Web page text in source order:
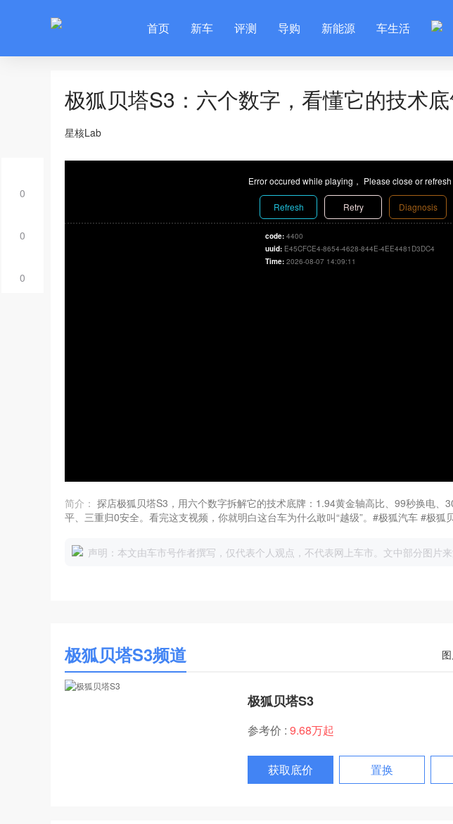
首页 新车 评测 导购 新能源 车生活
0
0
0
极狐贝塔S3：六个数字，看懂它的技术
星核Lab
Error occured while playing， Please close or refresh
Refresh Retry Diagnosis
code: 4400
uuid: E45CFCE4-8654-4628-844E-4EE4481D3DC4
Time: 2026-08-07 14:09:11
简介： 探店极狐贝塔S3，用六个数字拆解它的技术底牌：1.94黄金轴高比、99秒换电、
平、三重归0安全。看完这支视频，你就明白这台车为什么敢叫“越级”。#极狐汽车 #极狐
声明：本文由车市号作者撰写，仅代表个人观点，不代表网上车市。文中部分图片来
极狐贝塔S3频道
极狐贝塔S3
参考价 : 9.68万起
获取底价 置换